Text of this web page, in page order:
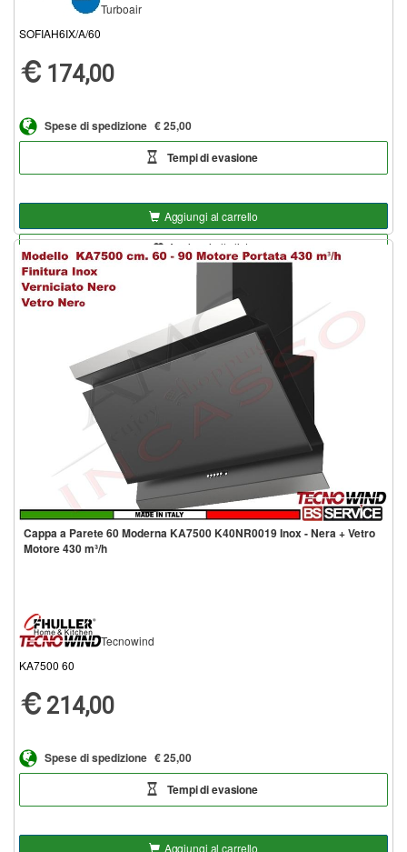
Turboair
SOFIAH6IX/A/60
174,00
Spese di spedizione € 25,00
Tempi di evasione
Aggiungi al carrello
Aggiungi alla lista
Cappa a Parete 60 Moderna KA7500 K40NR0019 Inox - Nera + Vetro
Motore 430 m³/h
Tecnowind
KA7500 60
214,00
Spese di spedizione € 25,00
Tempi di evasione
Aggiungi al carrello